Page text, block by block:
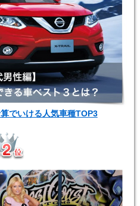
でいける人気車種TOP3